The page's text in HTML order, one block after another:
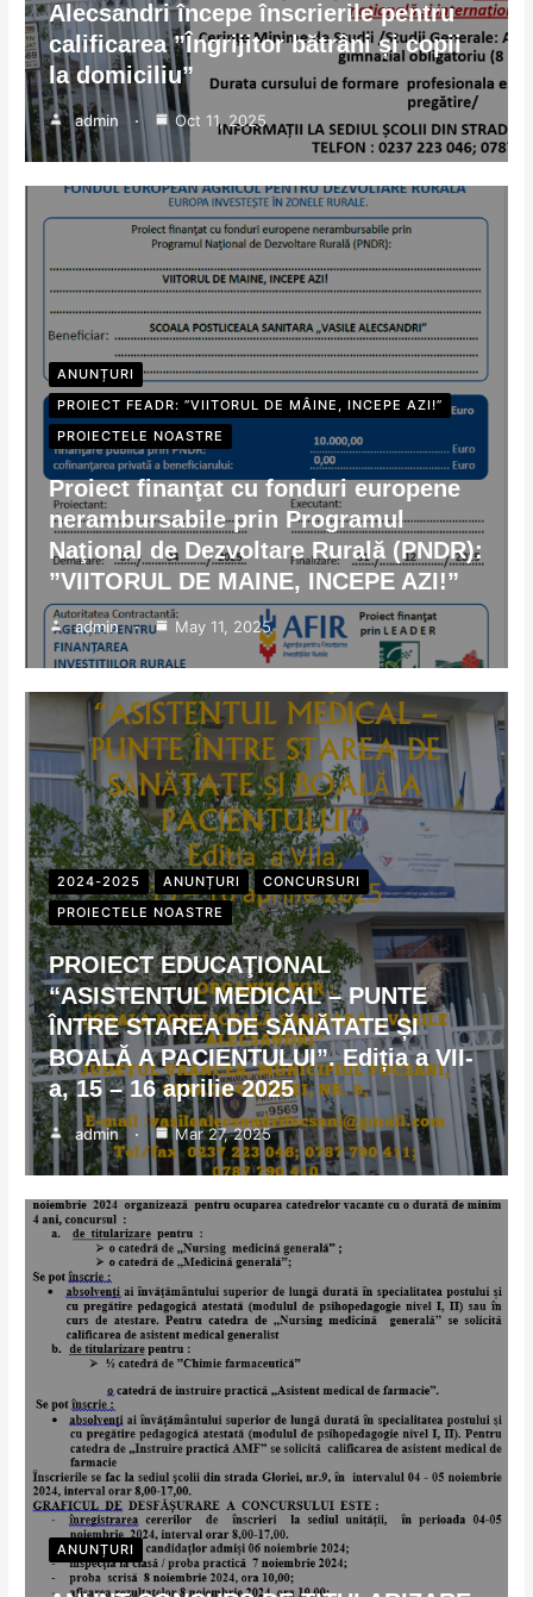
Alecsandri începe înscrierile pentru
calificarea ”Îngrijitor bătrâni și copii
la domiciliu”
admin Oct 11, 2025
ANUNȚURI
PROIECT FEADR: ”VIITORUL DE MÂINE, INCEPE AZI!”
PROIECTELE NOASTRE
Proiect finanţat cu fonduri europene
nerambursabile prin Programul
Naţional de Dezvoltare Rurală (PNDR):
”VIITORUL DE MAINE, INCEPE AZI!”
admin May 11, 2025
2024-2025 ANUNȚURI
CONCURSURI
PROIECTELE NOASTRE
PROIECT EDUCAŢIONAL
“ASISTENTUL MEDICAL – PUNTE
ÎNTRE STAREA DE SĂNĂTATE ȘI
BOALĂ A PACIENTULUI”. Ediția a VII-
a, 15 – 16 aprilie 2025
admin Mar 27, 2025
ANUNȚURI